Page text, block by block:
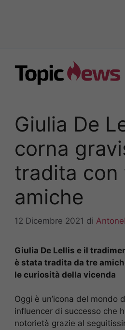
contenuto
Giulia De
corna
tradita con
amiche
12 Dicembre 2021 di
Giulia De Lellis e il
è stata tradita da tre
le curiosità della vicenda
Oggi è un’icona del mondo
influencer di successo che
notorietà grazie al